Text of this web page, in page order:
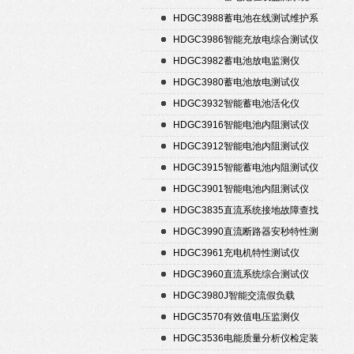
HDGC3988蓄电池在线测试维护系
统
HDGC3986智能充放电综合测试仪
HDGC3982蓄电池放电监测仪
HDGC3980蓄电池放电测试仪
HDGC3932智能蓄电池活化仪
HDGC3916智能电池内阻测试仪
HDGC3912智能电池内阻测试仪
HDGC3915智能蓄电池内阻测试仪
HDGC3901智能电池内阻测试仪
HDGC3835直流系统接地故障查找
仪
HDGC3990直流断路器安秒特性测
试仪
HDGC3961充电机特性测试仪
HDGC3960直流系统综合测试仪
HDGC3980J智能交流假负载
HDGC3570有效值电压监测仪
HDGC3536电能质量分析仪检定装